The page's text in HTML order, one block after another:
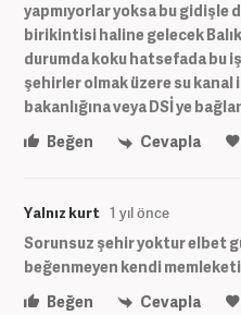
yapmıyorlar yoksa bu gidişle
birikintisi haline gelecek
durumda koku hatsefada bu
şehirler olmak üzere su
bakanlığına veya DSİ ye
Beğen
Cevapla
Yalnız kurt 1 yıl önce
Sorunsuz şehir yoktur elbet
beğenmeyen kendi
Beğen
Cevapla